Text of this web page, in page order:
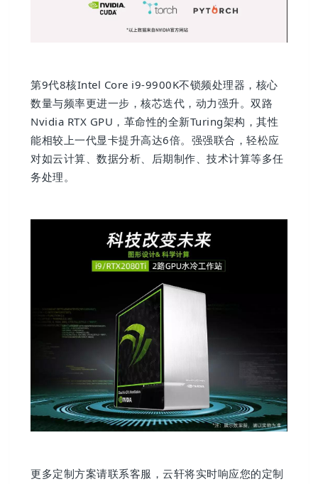
第9代8核Intel Core i9-9900K不锁频处理器，核心
数量与频率更进一步，核芯迭代，动力强升。双路
Nvidia RTX GPU，革命性的全新Turing架构，其性
能相较上一代显卡提升高达6倍。强强联合，轻松应
对如云计算、数据分析、后期制作、技术计算等多任
务处理。
更多定制方案请联系客服，云轩将实时响应您的定制